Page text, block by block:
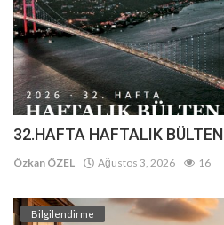
32.HAFTA HAFTALIK BÜLTEN
Özkan ÖZEL Ağustos 3, 2026 16
Bilgilendirme